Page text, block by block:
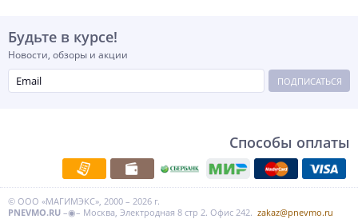
Будьте в курсе!
Новости, обзоры и акции
ПОДПИСАТЬСЯ
Способы оплаты
© ООО «МАГИМЭКС», 2000 – 2026 г.
PNEVMO.RU –◉– Москва, Электродная 8 стр 2. Офис 242. zakaz@pnevmo.ru